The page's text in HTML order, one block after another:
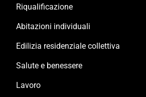
Riqualificazione
Abitazioni individuali
Edilizia residenziale collettiva
Salute e benessere
Lavoro